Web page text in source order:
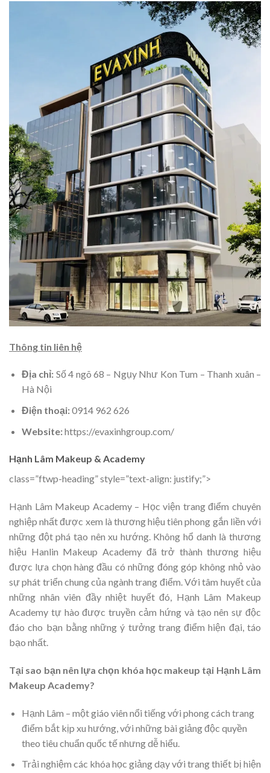
Thông tin liên hệ
Địa chỉ: Số 4 ngõ 68 – Ngụy Như Kon Tum – Thanh xuân –
Hà Nội
Điện thoại:0914 962 626
Website:https://evaxinhgroup.com/
Hạnh Lâm Makeup & Academy
class=”ftwp-heading” style=”text-align: justify;”>
Hạnh Lâm Makeup Academy – Học viện trang điểm chuyên
nghiệp nhất được xem là thương hiệu tiên phong gắn liền với
những đột phá tạo nên xu hướng. Không hổ danh là thương
hiệu Hanlin Makeup Academy đã trở thành thương hiệu
được lựa chọn hàng đầu có những đóng góp không nhỏ vào
sự phát triển chung của ngành trang điểm. Với tâm huyết của
những nhân viên đầy nhiệt huyết đó, Hạnh Lâm Makeup
Academy tự hào được truyền cảm hứng và tạo nên sự độc
đáo cho bạn bằng những ý tưởng trang điểm hiện đại, táo
bạo nhất.
Tại sao bạn nên lựa chọn khóa học makeup tại Hạnh Lâm
Makeup Academy?
Hạnh Lâm – một giáo viên nổi tiếng với phong cách trang
điểm bắt kịp xu hướng, với những bài giảng độc quyền
theo tiêu chuẩn quốc tế nhưng dễ hiểu.
Trải nghiệm các khóa học giảng dạy với trang thiết bị hiện